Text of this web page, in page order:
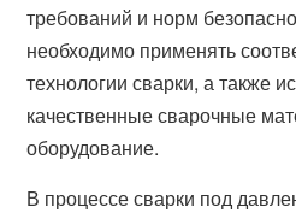
требований и норм
необходимо применять
технологии сварки, а также
качественные сварочные
оборудование.
В процессе сварки под